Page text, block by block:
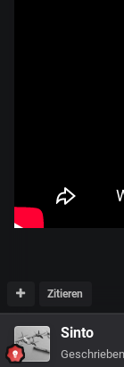
Zitieren
Sinto
Geschrieben